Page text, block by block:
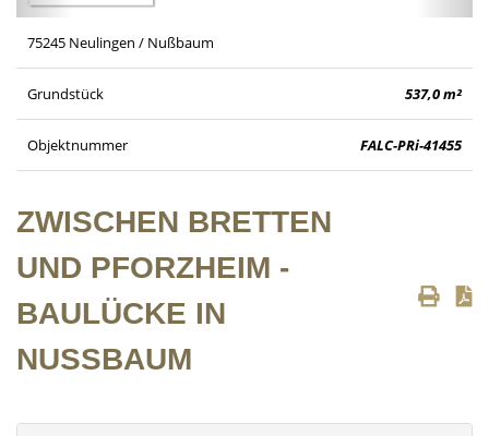
75245 Neulingen / Nußbaum
Grundstück 537,0 m²
Objektnummer FALC-PRi-41455
ZWISCHEN BRETTEN
UND PFORZHEIM -
BAULÜCKE IN
NUSSBAUM